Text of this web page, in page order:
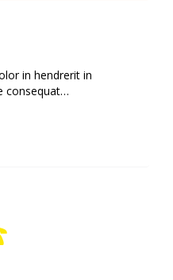
in hendrerit in
consequat…